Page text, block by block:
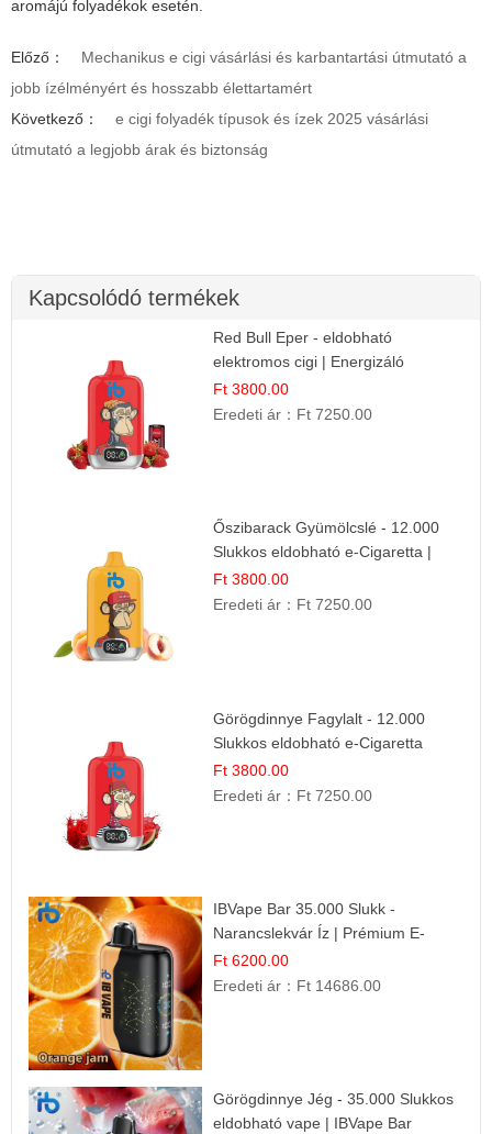
aromájú folyadékok esetén.
Előző：
Mechanikus e cigi vásárlási és karbantartási útmutató a
jobb ízélményért és hosszabb élettartamért
Következő：
e cigi folyadék típusok és ízek 2025 vásárlási
útmutató a legjobb árak és biztonság
Kapcsolódó termékek
Red Bull Eper - eldobható
elektromos cigi | Energizáló
Gyümölcs Íz
Ft 3800.00
Eredeti ár： Ft 7250.00
Őszibarack Gyümölcslé - 12.000
Slukkos eldobható e-Cigaretta |
Friss Gyümölcs Íz
Ft 3800.00
Eredeti ár： Ft 7250.00
Görögdinnye Fagylalt - 12.000
Slukkos eldobható e-Cigaretta
Ft 3800.00
Eredeti ár： Ft 7250.00
IBVape Bar 35.000 Slukk -
Narancslekvár Íz | Prémium E-
cigaretta
Ft 6200.00
Eredeti ár： Ft 14686.00
Görögdinnye Jég - 35.000 Slukkos
eldobható vape | IBVape Bar